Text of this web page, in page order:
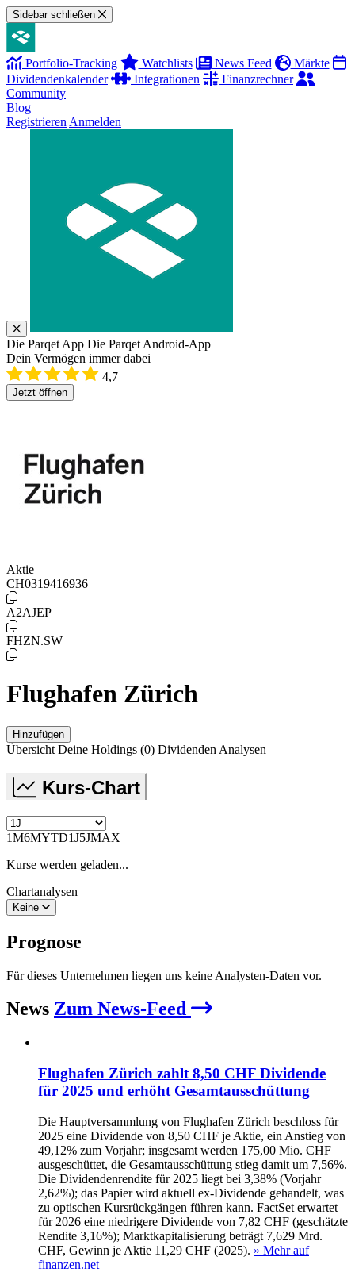
Sidebar schließen
Portfolio-Tracking Watchlists News Feed
Märkte
Dividendenkalender
Integrationen
Finanzrechner
Community
Blog
Registrieren Anmelden
Die Parqet App Die Parqet Android-App
Dein Vermögen immer dabei
4,7
Jetzt öffnen
Aktie
CH0319416936
A2AJEP
FHZN.SW
Flughafen Zürich
Hinzufügen
Übersicht Deine Holdings (0) Dividenden Analysen
Kurs-Chart
1M6MYTD1J5JMAX
Kurse werden geladen...
Chartanalysen
Keine
Prognose
Für dieses Unternehmen liegen uns keine Analysten-Daten vor.
News Zum News-Feed
Flughafen Zürich zahlt 8,50 CHF Dividende
für 2025 und erhöht Gesamt­ausschüttung
Die Hauptversammlung von Flughafen Zürich beschloss für
2025 eine Dividende von 8,50 CHF je Aktie, ein Anstieg von
49,12% zum Vorjahr; insgesamt werden 175,00 Mio. CHF
ausgeschüttet, die Gesamtausschüttung stieg damit um 7,56%.
Die Dividendenrendite für 2025 liegt bei 3,38% (Vorjahr
2,62%); das Papier wird aktuell ex-Dividende gehandelt, was
zu optischen Kursrückgängen führen kann. FactSet erwartet
für 2026 eine niedrigere Dividende von 7,82 CHF (geschätzte
Rendite 3,16%); Marktkapitalisierung beträgt 7,629 Mrd.
CHF, Gewinn je Aktie 11,29 CHF (2025). » Mehr auf
finanzen.net